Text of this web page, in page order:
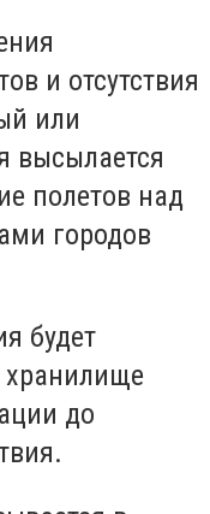
и отсутствия
или
высылается
полетов над
городов
будет
хранилище
до